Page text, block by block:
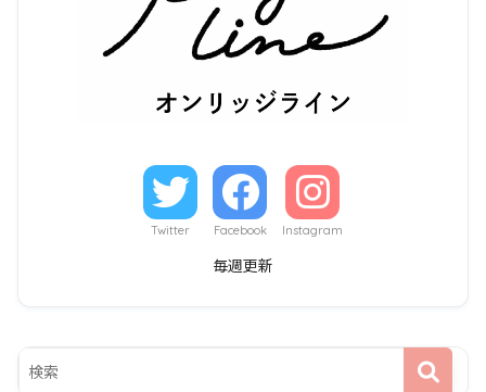
Twitter Facebook Instagram
毎週更新